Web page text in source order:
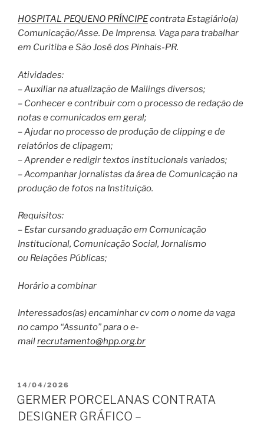
HOSPITAL PEQUENO PRÍNCIPEcontrata Estagiário(a)
Comunicação/Asse. De Imprensa. Vaga para trabalhar
em Curitiba e São José dos Pinhais-PR.
Atividades:
– Auxiliar na atualização de Mailings diversos;
– Conhecer e contribuir com o processo de redação de
notas e comunicados em geral;
– Ajudar no processo de produção de clipping e de
relatórios de clipagem;
– Aprender e redigir textos institucionais variados;
– Acompanhar jornalistas da área de Comunicação na
produção de fotos na Instituição.
Requisitos:
– Estar cursando graduação em Comunicação
Institucional, Comunicação Social, Jornalismo
ou Relações Públicas;
Horário a combinar
Interessados(as) encaminhar cv com o nome da vaga
no campo “Assunto” para o e-
mailrecrutamento@hpp.org.br
PUBLICADO
EM
14/04/2026
GERMER PORCELANAS CONTRATA
DESIGNER GRÁFICO –